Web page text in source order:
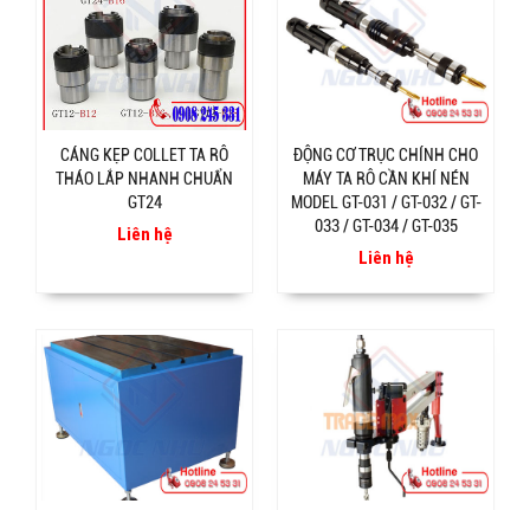
CÁNG KẸP COLLET TA RÔ
THÁO LẮP NHANH CHUẨN
GT24
Liên hệ
ĐỘNG CƠ TRỤC CHÍNH CHO
MÁY TA RÔ CẦN KHÍ NÉN
MODEL GT-031 / GT-032 / GT-
033 / GT-034 / GT-035
Liên hệ